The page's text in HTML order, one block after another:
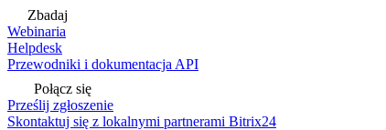
Zbadaj
Webinaria
Helpdesk
Przewodniki i dokumentacja API
Połącz się
Prześlij zgłoszenie
Skontaktuj się z lokalnymi partnerami Bitrix24